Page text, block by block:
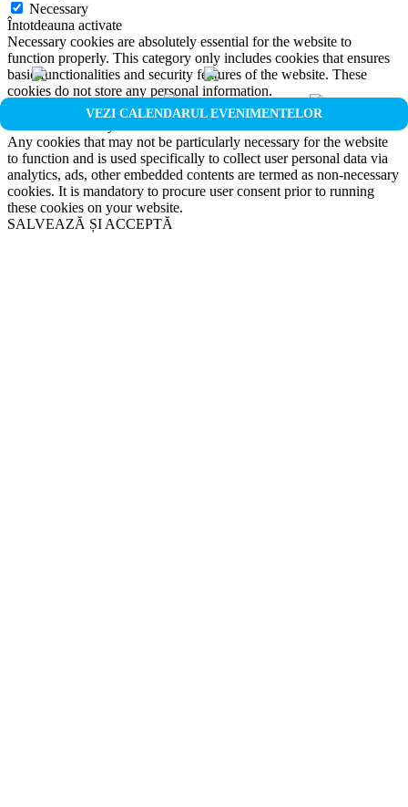
VEZI CALENDARUL EVENIMENTELOR
Necessary
Întotdeauna activate
Necessary cookies are absolutely essential for the website to
function properly. This category only includes cookies that ensures
basic functionalities and security features of the website. These
cookies do not store any personal information.
Non-necessary
Any cookies that may not be particularly necessary for the website
to function and is used specifically to collect user personal data via
analytics, ads, other embedded contents are termed as non-necessary
cookies. It is mandatory to procure user consent prior to running
these cookies on your website.
SALVEAZĂ ȘI ACCEPTĂ